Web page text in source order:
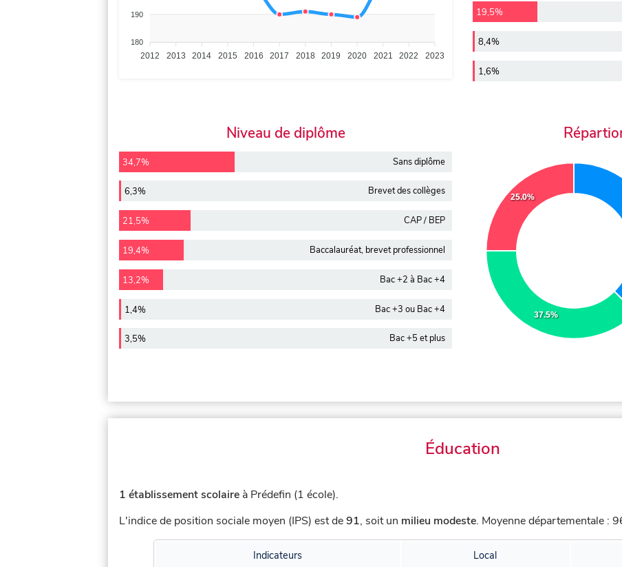
190
180
2012 2013 2014 2015 2016 2017 2018 2019 2020 2021 2022 2023
19,5%
8,4%
1,6%
Niveau de diplôme
34,7% Sans diplôme
6,3% Brevet des collèges
21,5% CAP / BEP
19,4% Baccalauréat, brevet professionnel
13,2% Bac +2 à Bac +4
1,4% Bac +3 ou Bac +4
3,5% Bac +5 et plus
37.5%
25.0%
Éducation
1 établissement scolaire à Prédefin (1 école).
L'indice de position sociale moyen (IPS) est de91, soit un milieu modeste. Moyenne départementale :
Indicateurs Local